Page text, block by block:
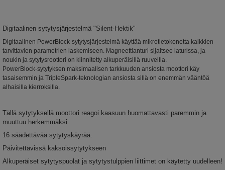
Digitaalinen sytytysjärjestelmä "Silent-Hektik"
Digitaalinen PowerBlock-sytytysjärjestelmä käyttää mikrotietokonetta kaikkien
tarvittavien parametrien laskemiseen. Magneettianturi sijaitsee laturissa, ja
noukin ja sytytysroottori on kiinnitetty alkuperäisillä ruuveilla.
PowerBlock-sytytyksen maksimaalisen tarkkuuden ansiosta moottori käy
tasaisemmin ja TripleSpark-teknologian ansiosta sillä on enemmän vääntöä
alhaisilla kierroksilla.
Tällä sytytyksellä moottori reagoi kaasuun huomattavasti paremmin ja
muuttuu herkemmäksi.
16 säädettävää sytytyskäyrää.
Päivitettävissä kaksoissytytykseen
Alkuperäiset sytytyspuolat ja sytytystulppien liittimet on käytetty uudelleen!